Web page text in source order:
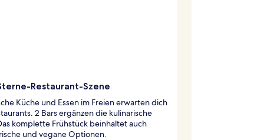
Restaurant-Szene
Küche und Essen im Freien erwarten dich
2 Bars ergänzen die kulinarische
komplette Frühstück beinhaltet auch
und vegane Optionen.